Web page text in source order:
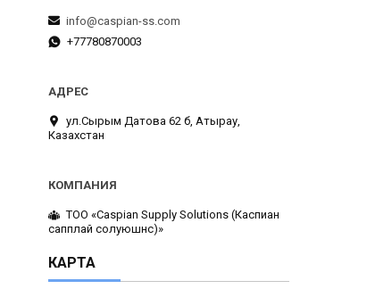
info@caspian-ss.com
+77780870003
ул.Сырым Датова 62 б, Атырау,
Казахстан
ТОО «Caspian Supply Solutions (Каспиан
сапплай солуюшнс)»
КАРТА